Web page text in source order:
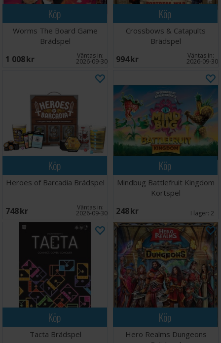
Köp
Worms The Board Game
Brädspel
1 008 SEK Väntas in:
2026-09-30
Köp
Crossbows & Catapults
Brädspel
994 SEK Väntas in:
2026-09-30
Köp
Heroes of Barcadia Brädspel
748 SEK Väntas in:
2026-09-30
Köp
Mindbug Battlefruit Kingdom
Kortspel
248 SEK I lager: 2
Köp
Tacta Brädspel
Köp
Hero Realms Dungeons